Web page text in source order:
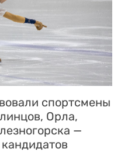
спортсмены
Орла,
—